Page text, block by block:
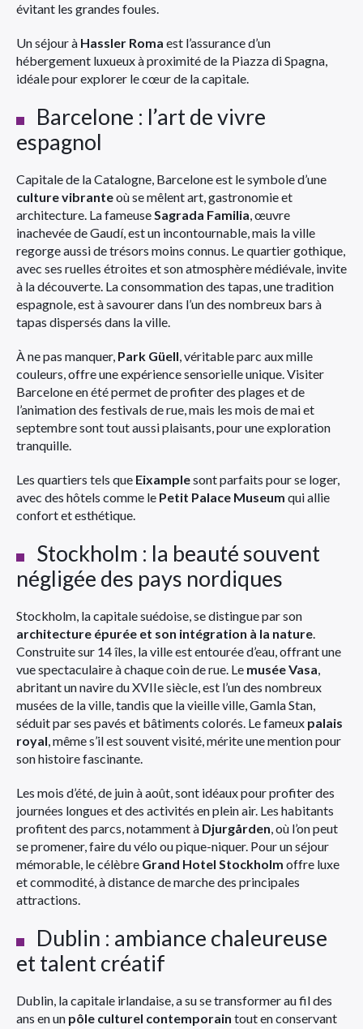
évitant les grandes foules.
Un séjour à Hassler Roma est l’assurance d’un
hébergement luxueux à proximité de la Piazza di Spagna,
idéale pour explorer le cœur de la capitale.
Barcelone : l’art de vivre
espagnol
Capitale de la Catalogne, Barcelone est le symbole d’une
culture vibranteoù se mêlent art, gastronomie et
architecture. La fameuseSagrada Familia, œuvre
inachevée de Gaudí, est un incontournable, mais la ville
regorge aussi de trésors moins connus. Le quartier gothique,
avec ses ruelles étroites et son atmosphère médiévale, invite
à la découverte. La consommation des tapas, une tradition
espagnole, est à savourer dans l’un des nombreux bars à
tapas dispersés dans la ville.
À ne pas manquer, Park Güell, véritable parc aux mille
couleurs, offre une expérience sensorielle unique. Visiter
Barcelone en été permet de profiter des plages et de
l’animation des festivals de rue, mais les mois de mai et
septembre sont tout aussi plaisants, pour une exploration
tranquille.
Les quartiers tels que Eixamplesont parfaits pour se loger,
avec des hôtels comme le Petit Palace Museum qui allie
confort et esthétique.
Stockholm : la beauté souvent
négligée des pays nordiques
Stockholm, la capitale suédoise, se distingue par son
architecture épurée et son intégration à la nature.
Construite sur 14 îles, la ville est entourée d’eau, offrant une
vue spectaculaire à chaque coin de rue. Le musée Vasa,
abritant un navire du XVIIe siècle, est l’un des nombreux
musées de la ville, tandis que la vieille ville, Gamla Stan,
séduit par ses pavés et bâtiments colorés. Le fameux palais
royal, même s’il est souvent visité, mérite une mention pour
son histoire fascinante.
Les mois d’été, de juin à août, sont idéaux pour profiter des
journées longues et des activités en plein air. Les habitants
profitent des parcs, notamment à Djurgården, où l’on peut
se promener, faire du vélo ou pique-niquer. Pour un séjour
mémorable, le célèbre Grand Hotel Stockholm offre luxe
et commodité, à distance de marche des principales
attractions.
Dublin : ambiance chaleureuse
et talent créatif
Dublin, la capitale irlandaise, a su se transformer au fil des
ans en un pôle culturel contemporain tout en conservant